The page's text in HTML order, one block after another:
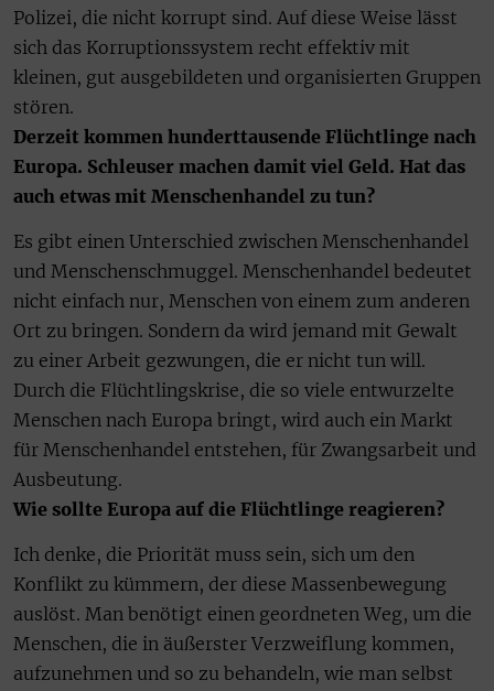
Polizei, die nicht korrupt sind. Auf diese Weise lässt
sich das Korruptionssystem recht effektiv mit
kleinen, gut ausgebildeten und organisierten Gruppen
stören.
Derzeit kommen hunderttausende Flüchtlinge nach
Europa. Schleuser machen damit viel Geld. Hat das
auch etwas mit Menschenhandel zu tun?
Es gibt einen Unterschied zwischen Menschenhandel
und Menschenschmuggel. Menschenhandel bedeutet
nicht einfach nur, Menschen von einem zum anderen
Ort zu bringen. Sondern da wird jemand mit Gewalt
zu einer Arbeit gezwungen, die er nicht tun will.
Durch die Flüchtlingskrise, die so viele entwurzelte
Menschen nach Europa bringt, wird auch ein Markt
für Menschenhandel entstehen, für Zwangsarbeit und
Ausbeutung.
Wie sollte Europa auf die Flüchtlinge reagieren?
Ich denke, die Priorität muss sein, sich um den
Konflikt zu kümmern, der diese Massenbewegung
auslöst. Man benötigt einen geordneten Weg, um die
Menschen, die in äußerster Verzweiflung kommen,
aufzunehmen und so zu behandeln, wie man selbst